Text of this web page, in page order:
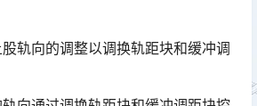
股轨向的调整以调换轨距块和缓冲调